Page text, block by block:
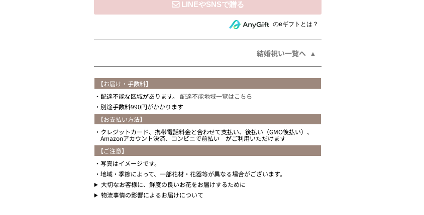
住所を知らない相手にeギフトで贈るのeギフトとは？
結婚祝い一覧へ
【お届け・手数料】
配達不能な区域があります。 配達不能地域一覧はこちら
別途手数料990円がかかります
【お支払い方法】
クレジットカード、携帯電話料金と合わせて支払い、後払い（GMO後払い）、
Amazonアカウント決済、コンビニで前払い がご利用いただけます
【ご注意】
写真はイメージです。
地域・季節によって、一部花材・花器等が異なる場合がございます。
大切なお客様に、鮮度の良いお花をお届けするために
物流事情の影響によるお届けについて